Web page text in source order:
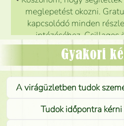
meglepetést okozni.
kapcsolódó minden
intézéséhez. Csillagos
Gyakori
A virágüzletben tudok
Tudok időpontra